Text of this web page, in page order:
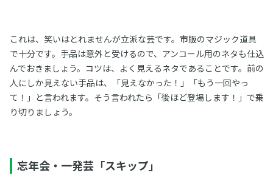
これは、笑いはとれませんが立派な芸です。市販のマジック道具
で十分です。手品は意外と受けるので、アンコール用のネタも仕込
んでおきましょう。コツは、よく見えるネタであることです。前の
人にしか見えない手品は、「見えなかった！」「もう一回やっ
て！」と言われます。そう言われたら「後ほど登場します！」で乗
り切りましょう。
忘年会・一発芸「スキップ」